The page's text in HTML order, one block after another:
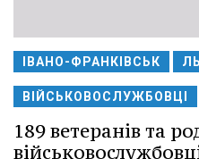
ІВАНО-ФРАНКІВСЬК
ВІЙСЬКОВОСЛУЖБОВЦІ
189 ветеранів та